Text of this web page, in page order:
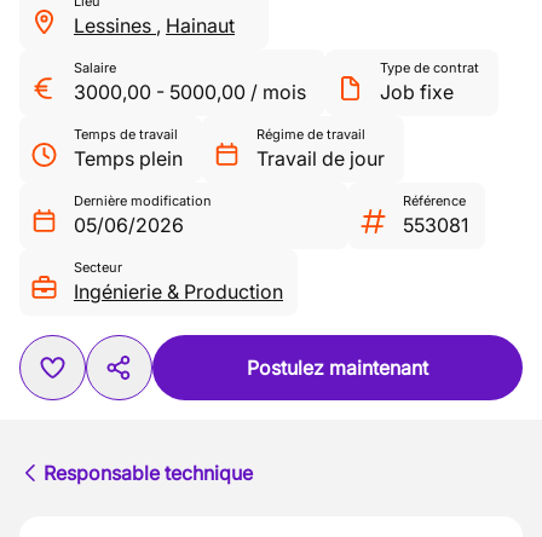
Lessines , Hainaut
Salaire
3000,00 - 5000,00 / mois
Type de contrat
Job fixe
Temps de travail
Temps plein
Régime de travail
Travail de jour
Dernière modification
05/06/2026
Référence
553081
Secteur
Ingénierie & Production
Postulez maintenant
Responsable technique